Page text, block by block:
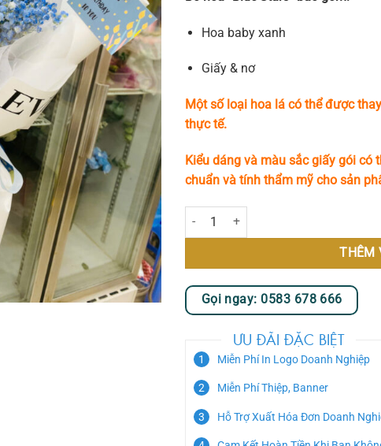
Hoa baby xanh
Giấy & nơ
Một số loại hoa lá có thể được
thực tế.
Kiểu dáng và màu sắc giấy gói có
chuẩn và tính thẩm mỹ cho sản
Blue Stars số lượng
THÊM
Gọi ngay: 0583 678 666
ƯU ĐÃI ĐẶC BIỆT
Miễn Phí In Logo Doanh Nghiệp
Miễn Phí Thiệp, Banner
Hỗ Trợ Xuất Hóa Đơn Doanh